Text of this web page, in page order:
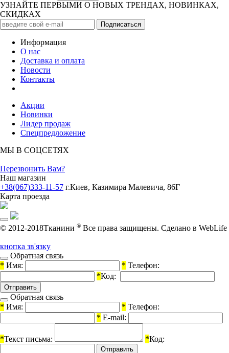
УЗНАЙТЕ ПЕРВЫМИ О НОВЫХ ТРЕНДАХ, НОВИНКАХ,
СКИДКАХ
Информация
О нас
Доставка и оплата
Новости
Контакты
Акции
Новинки
Лидер продаж
Спецпредложение
МЫ В СОЦСЕТЯХ
Перезвонить Вам?
Наш магазин
+38(067)333-11-57 г.Киев, Казимира Малевича, 86Г
Карта проезда
© 2012-2018Тканини ® Все права защищены. Cделано в WebLife
кнопка зв'язку
Обратная связь
* Имя: * Телефон:
*Код:
Обратная связь
* Имя: * Телефон:
* E-mail:
*Текст письма: *Код: